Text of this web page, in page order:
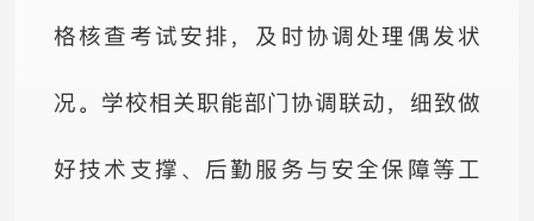
格核查考试安排，及时协调处理偶发状
况。学校相关职能部门协调联动，细致做
好技术支撑、后勤服务与安全保障等工